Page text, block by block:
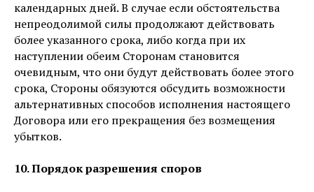
календарных дней. В случае если обстоятельства
непреодолимой силы продолжают действовать
более указанного срока, либо когда при их
наступлении обеим Сторонам становится
очевидным, что они будут действовать более этого
срока, Стороны обязуются обсудить возможности
альтернативных способов исполнения настоящего
Договора или его прекращения без возмещения
убытков.
10. Порядок разрешения споров